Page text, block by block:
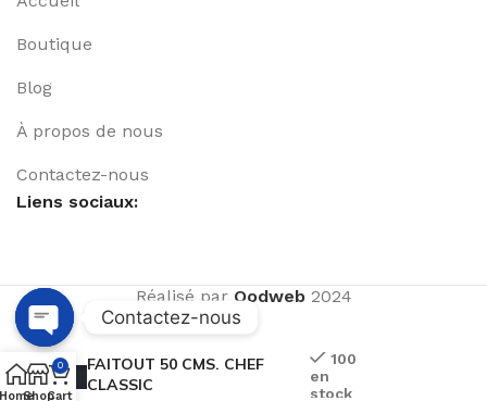
Boutique
Blog
À propos de nous
Contactez-nous
Liens sociaux:
Réalisé par Qodweb2024
FAITOUT 50 CMS. CHEF
CLASSIC
100
en
stock
HomeShop
0
Cart
Contactez-nous
Open
chaty